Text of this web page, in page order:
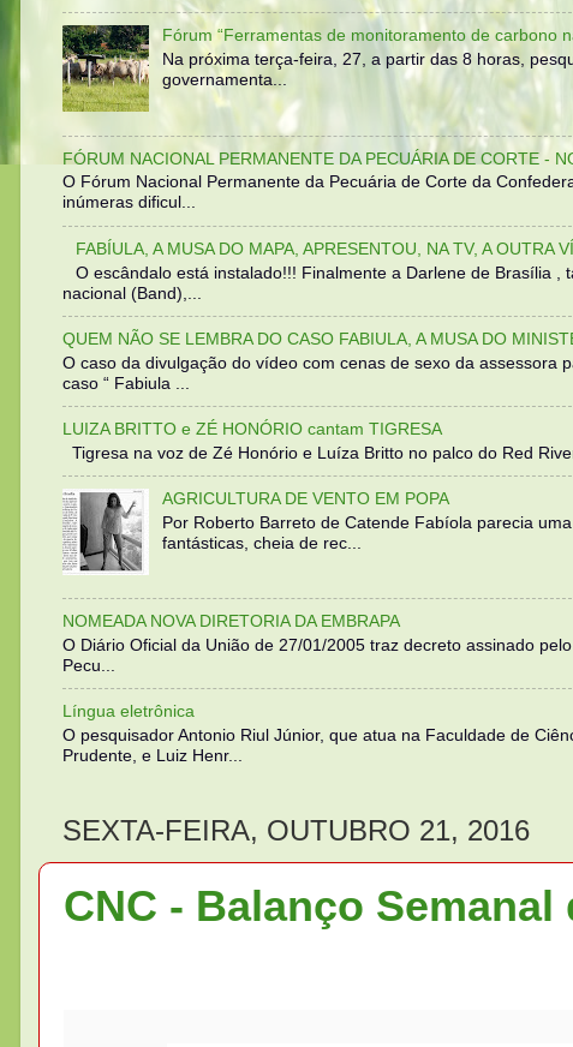
Fórum “Ferramentas de monitoramento de carbono
Na próxima terça-feira, 27, a partir das 8 horas,
governamenta...
FÓRUM NACIONAL PERMANENTE DA PECUÁRIA DE CORTE -
O Fórum Nacional Permanente da Pecuária de Corte da
inúmeras dificul...
FABÍULA, A MUSA DO MAPA, APRESENTOU, NA TV, A OUTRA
O escândalo está instalado!!! Finalmente a Darlene de Brasília
nacional (Band),...
QUEM NÃO SE LEMBRA DO CASO FABIULA, A MUSA DO
O caso da divulgação do vídeo com cenas de sexo da
caso “ Fabiula ...
LUIZA BRITTO e ZÉ HONÓRIO cantam TIGRESA
Tigresa na voz de Zé Honório e Luíza Britto no palco do Red
AGRICULTURA DE VENTO EM POPA
Por Roberto Barreto de Catende Fabíola parecia
fantásticas, cheia de rec...
NOMEADA NOVA DIRETORIA DA EMBRAPA
O Diário Oficial da União de 27/01/2005 traz decreto assinado
Pecu...
Língua eletrônica
O pesquisador Antonio Riul Júnior, que atua na Faculdade de
Prudente, e Luiz Henr...
SEXTA-FEIRA, OUTUBRO 21, 2016
CNC - Balanço Semanal